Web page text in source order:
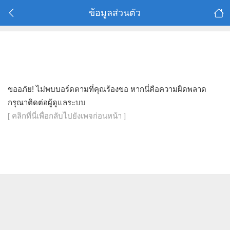
ข้อมูลส่วนตัว
ขออภัย! ไม่พบบอร์ดตามที่คุณร้องขอ หากนี่คือความผิดพลาด
กรุณาติดต่อผู้ดูแลระบบ
[ คลิกที่นี่เพื่อกลับไปยังเพจก่อนหน้า ]